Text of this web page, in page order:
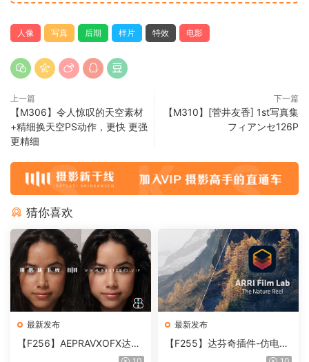
人像 写真 后期 样片 特效 电影
上一篇
【M306】令人惊叹的天空素材
+精细换天空PS动作，更快 更强
更精细
下一篇
【M310】[菅井友香] 1st写真集
フィアンセ126P
猜你喜欢
最新发布
【F256】AEPRAVXOFX达芬
奇视频人像磨皮润肤美颜插件
最新发布
【F255】达芬奇插件-仿电影
胶片视频调色插件 ARRI Film